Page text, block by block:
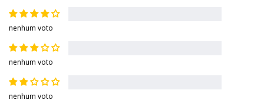
nenhum voto
nenhum voto
nenhum voto